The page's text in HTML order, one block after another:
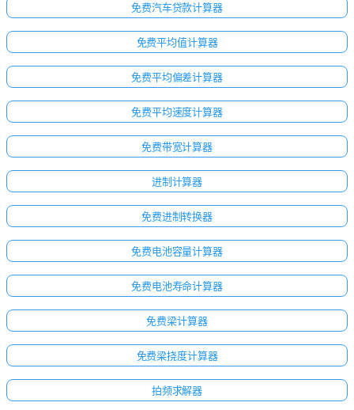
免费汽车贷款计算器
免费平均值计算器
免费平均偏差计算器
免费平均速度计算器
免费带宽计算器
进制计算器
免费进制转换器
免费电池容量计算器
免费电池寿命计算器
免费梁计算器
免费梁挠度计算器
拍频求解器